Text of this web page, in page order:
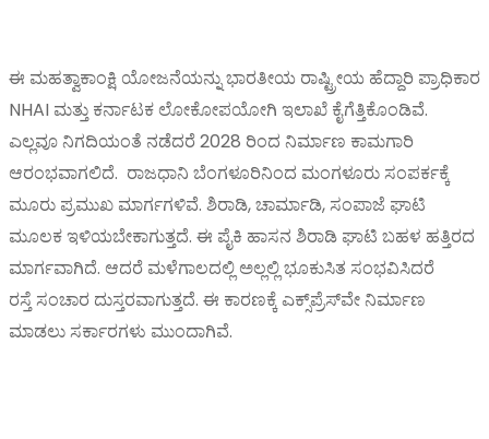
ಈ ಮಹತ್ವಾಕಾಂಕ್ಷಿ ಯೋಜನೆಯನ್ನು ಭಾರತೀಯ ರಾಷ್ಟ್ರೀಯ ಹೆದ್ದಾರಿ ಪ್ರಾಧಿಕಾರ
NHAI ಮತ್ತು ಕರ್ನಾಟಕ ಲೋಕೋಪಯೋಗಿ ಇಲಾಖೆ ಕೈಗೆತ್ತಿಕೊಂಡಿವೆ.
ಎಲ್ಲವೂ ನಿಗದಿಯಂತೆ ನಡೆದರೆ 2028 ರಿಂದ ನಿರ್ಮಾಣ ಕಾಮಗಾರಿ
ಆರಂಭವಾಗಲಿದೆ. ರಾಜಧಾನಿ ಬೆಂಗಳೂರಿನಿಂದ ಮಂಗಳೂರು ಸಂಪರ್ಕಕ್ಕೆ
ಮೂರು ಪ್ರಮುಖ ಮಾರ್ಗಗಳಿವೆ. ಶಿರಾಡಿ, ಚಾರ್ಮಾಡಿ, ಸಂಪಾಜೆ ಘಾಟಿ
ಮೂಲಕ ಇಳಿಯಬೇಕಾಗುತ್ತದೆ. ಈ ಪೈಕಿ ಹಾಸನ ಶಿರಾಡಿ ಘಾಟಿ ಬಹಳ ಹತ್ತಿರದ
ಮಾರ್ಗವಾಗಿದೆ. ಆದರೆ ಮಳೆಗಾಲದಲ್ಲಿ ಅಲ್ಲಲ್ಲಿ ಭೂಕುಸಿತ ಸಂಭವಿಸಿದರೆ
ರಸ್ತೆ ಸಂಚಾರ ದುಸ್ತರವಾಗುತ್ತದೆ. ಈ ಕಾರಣಕ್ಕೆ ಎಕ್ಸ್‌ಪ್ರೆಸ್‌ವೇ ನಿರ್ಮಾಣ
ಮಾಡಲು ಸರ್ಕಾರಗಳು ಮುಂದಾಗಿವೆ.